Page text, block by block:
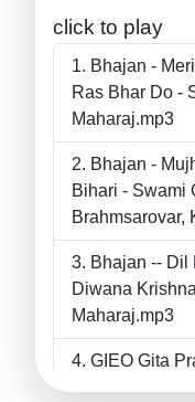
click to play
Bhajan -
Ras Bhar Do -
Maharaj.mp3
Bhajan -
Bihari - Swami
Brahmsarovar,
Bhajan -- Dil
Diwana
Maharaj.mp3
GIEO Gita